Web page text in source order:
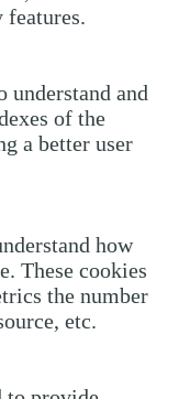
features.
understand and
of the
a better user
how
These cookies
the number
etc.